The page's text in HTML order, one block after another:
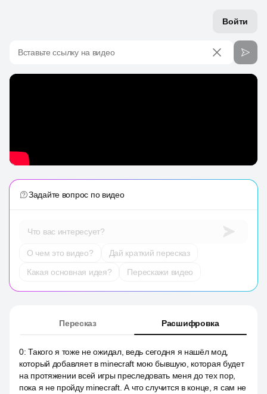
Войти
Вставьте ссылку на видео
Задайте вопрос по видео
Что вас интересует?
О чем это видео?
Дай краткий пересказ
Какая основная идея?
Перескажи видео
Пересказ Расшифровка
0:Такого я тоже не ожидал, ведь сегодня я нашёл мод,
который добавляет в minecraft мою бывшую, которая будет
на протяжении всей игры преследовать меня до тех пор,
пока я не пройду minecraft. А что случится в конце, я сам не